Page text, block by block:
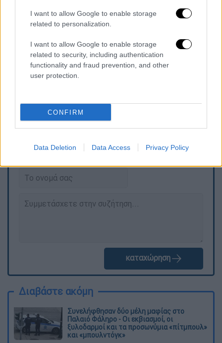
I want to allow Google to enable storage
related to personalization.
I want to allow Google to enable storage
related to security, including authentication
functionality and fraud prevention, and other
user protection.
CONFIRM
Data Deletion Data Access Privacy Policy
ΕΘΝΟΣ θα παρεμβαίνει και τα προσβλητικά σχόλια θα
καταχώρηση
Διαβάστε ακόμη
Συνελήφθησαν δύο μέλη μαφίας στο
Παλαιό Φάληρο - Οι εκβιασμοί, οι
ξυλοδαρμοί και τα προσωνύμια «πίτμπουλ»
και «μπουλντόγκ»